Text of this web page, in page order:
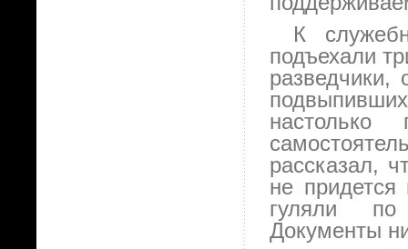
К
подъехали
рассказал,
не
гуляли по
Документы